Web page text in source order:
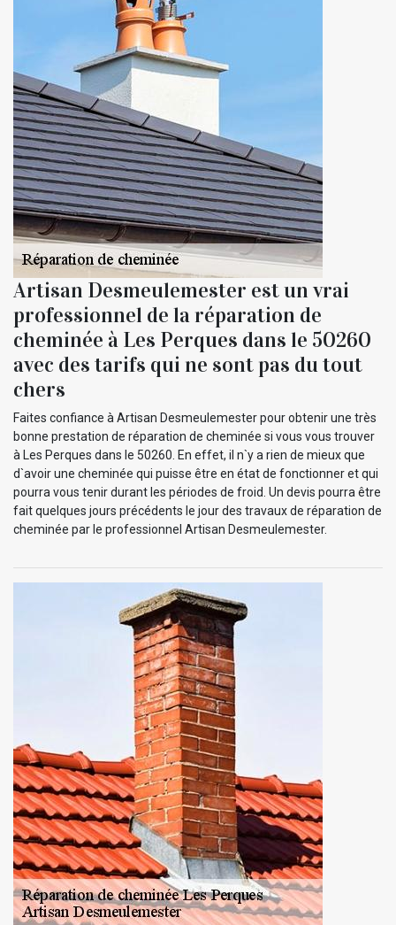
Artisan Desmeulemester est un vrai
professionnel de la réparation de
cheminée à Les Perques dans le 50260
avec des tarifs qui ne sont pas du tout
chers
Faites confiance à Artisan Desmeulemester pour obtenir une très
bonne prestation de réparation de cheminée si vous vous trouver
à Les Perques dans le 50260. En effet, il n`y a rien de mieux que
d`avoir une cheminée qui puisse être en état de fonctionner et qui
pourra vous tenir durant les périodes de froid. Un devis pourra être
fait quelques jours précédents le jour des travaux de réparation de
cheminée par le professionnel Artisan Desmeulemester.